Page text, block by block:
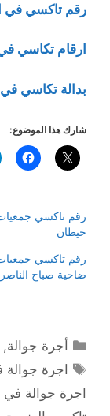
رقم تاكسي في
ارقام تكاسي
بدالة تكاسي
شارك هذا الموضوع:
رقم تاكسي
خيطان
رقم تاكسي
ضاحية صباح الناصر
التصنيفات
أجرة جوالة
الوسوم
اجرة
اجرة جوالة في